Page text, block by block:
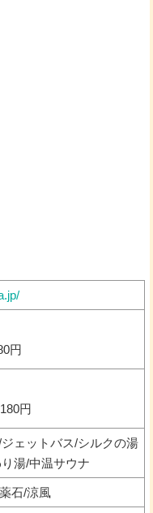
円
円
ジェットバス/シルクの湯
湯/中温サウナ
石/涼風